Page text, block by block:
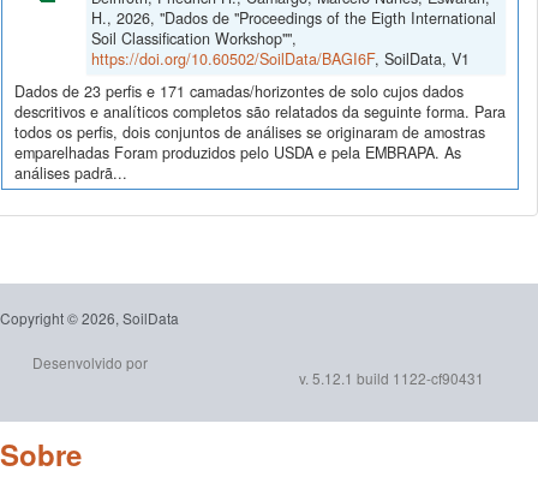
H., 2026, "Dados de "Proceedings of the Eigth International
Soil Classification Workshop"",
https://doi.org/10.60502/SoilData/BAGI6F, SoilData, V1
Dados de 23 perfis e 171 camadas/horizontes de solo cujos dados
descritivos e analíticos completos são relatados da seguinte forma. Para
todos os perfis, dois conjuntos de análises se originaram de amostras
emparelhadas Foram produzidos pelo USDA e pela EMBRAPA. As
análises padrã...
Copyright © 2026, SoilData
Desenvolvido por
v. 5.12.1 build 1122-cf90431
Sobre